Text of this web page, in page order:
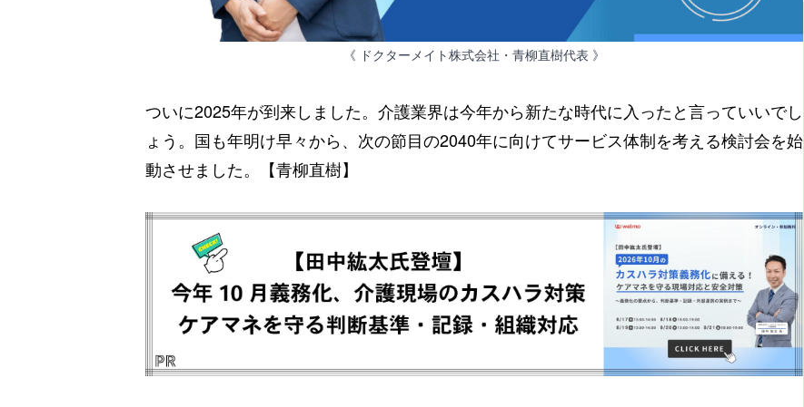
《 ドクターメイト株式会社・青柳直樹代表 》
ついに2025年が到来しました。介護業界は今年から新たな時代に入ったと言っていいでし
ょう。国も年明け早々から、次の節目の2040年に向けてサービス体制を考える検討会を始
動させました。【青柳直樹】